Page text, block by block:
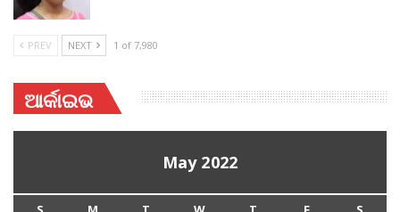
PREV NEXT 1 of 7,980
ଆର୍କାଇଭ
May 2022